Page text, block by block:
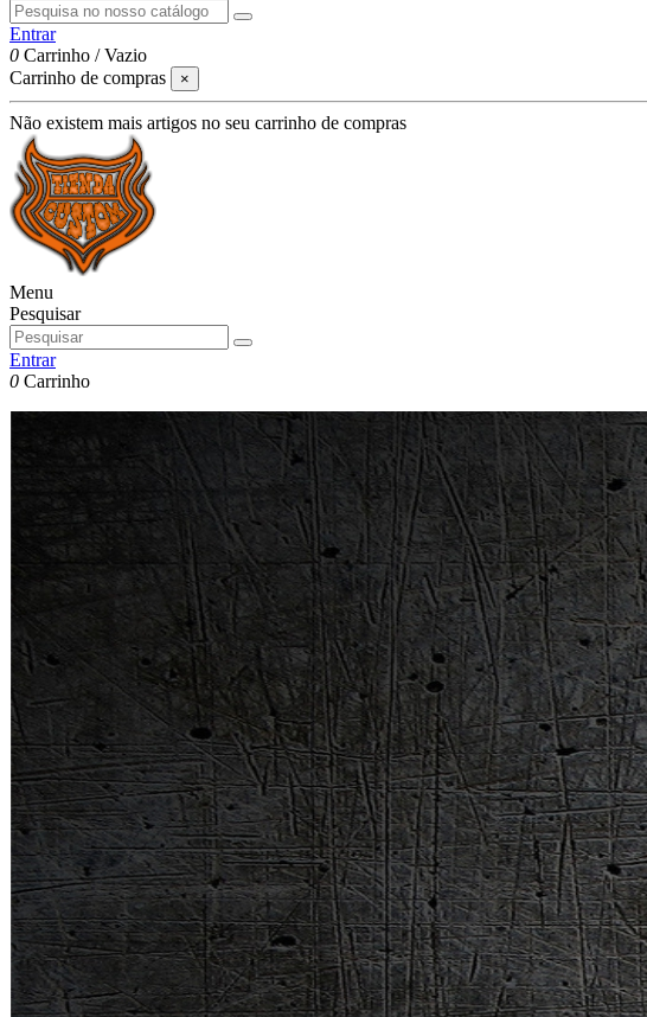
Entrar
0 Carrinho /Vazio
Carrinho de compras
×
Não existem mais artigos no seu carrinho de compras
Menu
Pesquisar
Entrar
0 Carrinho